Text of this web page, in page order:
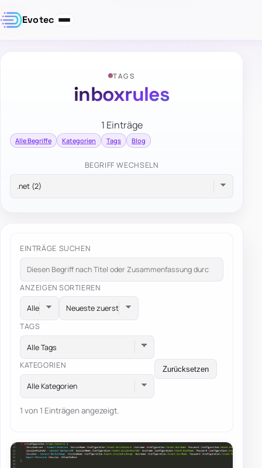
Evotec
TAGS
inboxrules
1 Einträge
Alle Begriffe Kategorien Tags Blog
BEGRIFF WECHSELN
EINTRÄGE SUCHEN
ANZEIGEN SORTIEREN
TAGS
Alle Tags
KATEGORIEN
Alle Kategorien
Zurücksetzen
1 von 1 Einträgen angezeigt.